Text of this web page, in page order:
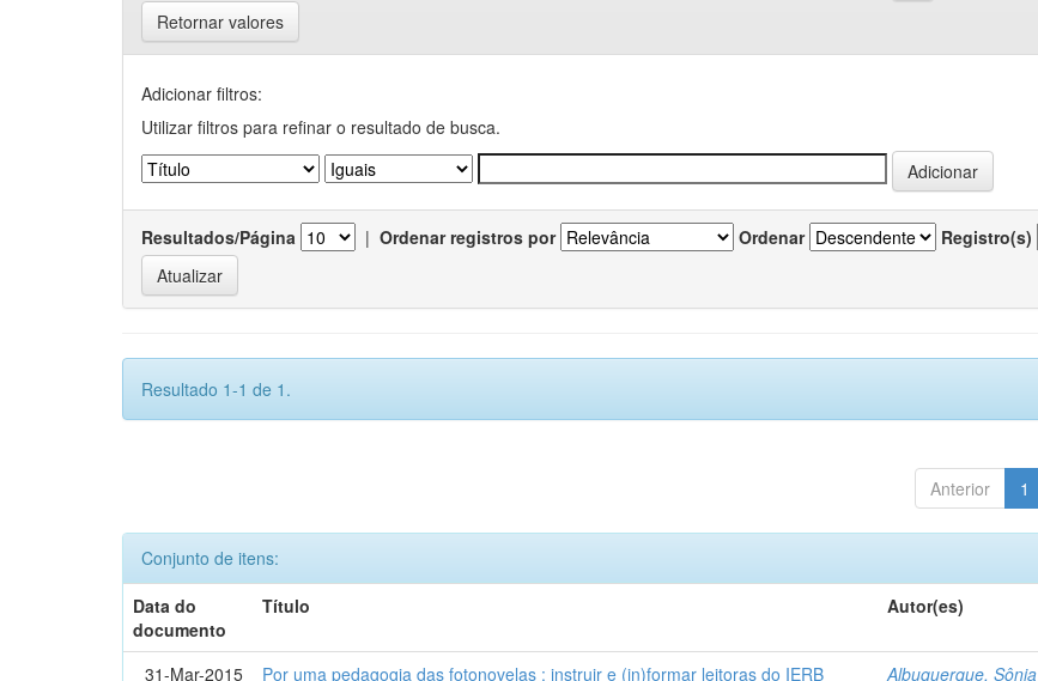
Retornar valores
Adicionar filtros:
Utilizar filtros para refinar o resultado de busca.
Resultados/Página | Ordenar registros por Ordenar Registro(s)
Resultado 1-1 de 1.
Anterior 1
Conjunto de itens:
Data do
documento
Título Autor(es)
31-Mar-2015 Por uma pedagogia das fotonovelas : instruir e (in)formar leitoras do IERB Albuquerque, Sônia